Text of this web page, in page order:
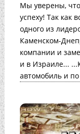
Мы уверены,
успеху! Так как
одного из
Каменском-
компании и
и в Израиле...
автомобиль и